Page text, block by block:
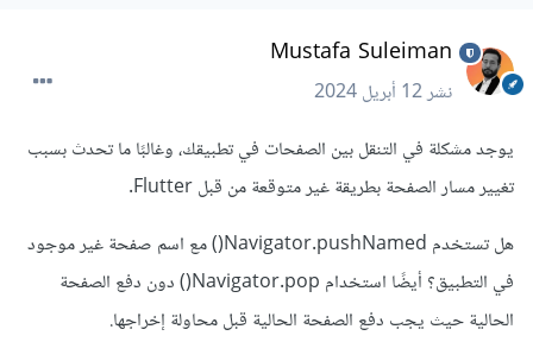
Mustafa Suleiman
نشر12 أبريل 2024
يوجد مشكلة في التنقل بين الصفحات في تطبيقك، وغالبًا ما تحدث بسبب
تغيير مسار الصفحة بطريقة غير متوقعة من قبل Flutter.
هل تستخدم Navigator.pushNamed() مع اسم صفحة غير موجود
في التطبيق؟ أيضًا استخدام Navigator.pop() دون دفع الصفحة
الحالية حيث يجب دفع الصفحة الحالية قبل محاولة إخراجها.